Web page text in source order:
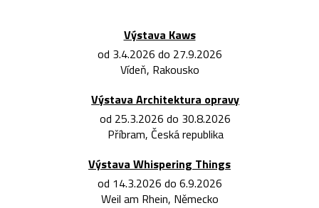
Výstava Kaws
od 3.4.2026 do 27.9.2026
Vídeň, Rakousko
Výstava Architektura opravy
od 25.3.2026 do 30.8.2026
Příbram, Česká republika
Výstava Whispering Things
od 14.3.2026 do 6.9.2026
Weil am Rhein, Německo